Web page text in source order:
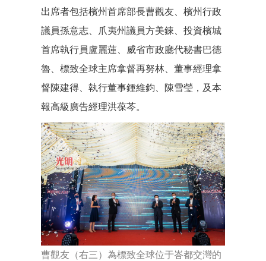
出席者包括檳州首席部長曹觀友、檳州行政
議員孫意志、爪夷州議員方美錸、投資檳城
首席執行員盧麗蓮、威省市政廳代秘書巴德
魯、標致全球主席拿督再努林、董事經理拿
督陳建得、執行董事鍾維鈞、陳雪瑩，及本
報高級廣告經理洪葆芩。
曹觀友（右三）為標致全球位于峇都交灣的